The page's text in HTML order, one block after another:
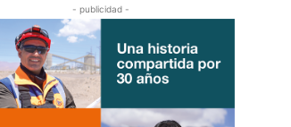
- publicidad -